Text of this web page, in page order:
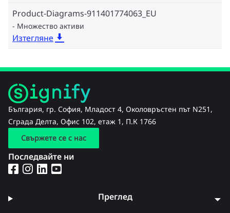
Product-Diagrams-911401774063_EU
Множество активи
Изтегляне
България, гр. София, Младост 4, Околовръстен път N251,
Сграда Делта, Офис 102, етаж 1, П.К 1766
Свържете се с нас
Последвайте ни
Преглед